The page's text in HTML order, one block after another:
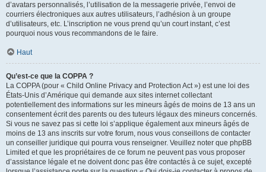
d’avatars personnalisés, l’utilisation de la messagerie privée, l’envoi de
courriers électroniques aux autres utilisateurs, l’adhésion à un groupe
d’utilisateurs, etc. L’inscription ne vous prend qu’un court instant, c’est
pourquoi nous vous recommandons de le faire.
Haut
Qu’est-ce que la COPPA ?
La COPPA (pour « Child Online Privacy and Protection Act ») est une loi des
États-Unis d’Amérique qui demande aux sites internet collectant
potentiellement des informations sur les mineurs âgés de moins de 13 ans un
consentement écrit des parents ou des tuteurs légaux des mineurs concernés.
Si vous ne savez pas si cette loi s’applique également aux mineurs âgés de
moins de 13 ans inscrits sur votre forum, nous vous conseillons de contacter
un conseiller juridique qui pourra vous renseigner. Veuillez noter que phpBB
Limited et que les propriétaires de ce forum ne peuvent pas vous proposer
d’assistance légale et ne doivent donc pas être contactés à ce sujet, excepté